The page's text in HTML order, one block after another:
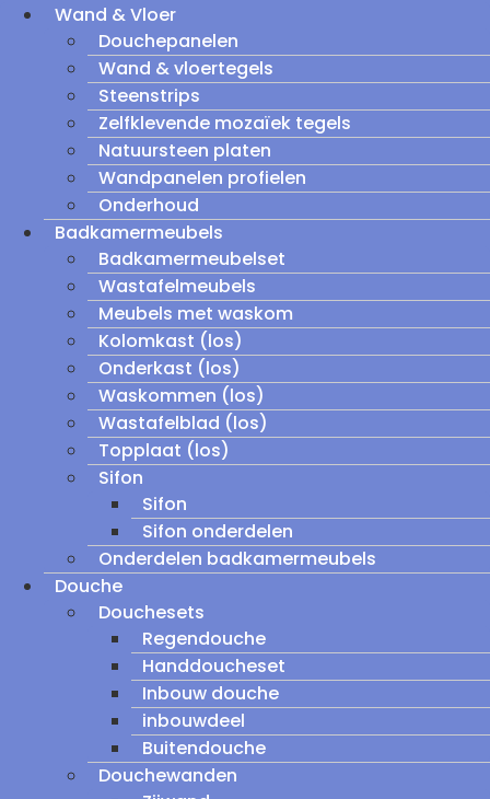
Wand & Vloer
Douchepanelen
Wand & vloertegels
Steenstrips
Zelfklevende mozaïek tegels
Natuursteen platen
Wandpanelen profielen
Onderhoud
Badkamermeubels
Badkamermeubelset
Wastafelmeubels
Meubels met waskom
Kolomkast (los)
Onderkast (los)
Waskommen (los)
Wastafelblad (los)
Topplaat (los)
Sifon
Sifon
Sifon onderdelen
Onderdelen badkamermeubels
Douche
Douchesets
Regendouche
Handdoucheset
Inbouw douche
inbouwdeel
Buitendouche
Douchewanden